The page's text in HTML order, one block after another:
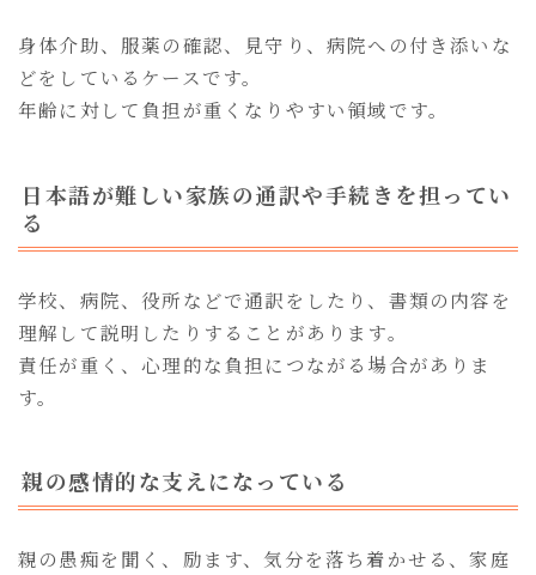
身体介助、服薬の確認、見守り、病院への付き添いな
どをしているケースです。
年齢に対して負担が重くなりやすい領域です。
日本語が難しい家族の通訳や手続きを担ってい
る
学校、病院、役所などで通訳をしたり、書類の内容を
理解して説明したりすることがあります。
責任が重く、心理的な負担につながる場合がありま
す。
親の感情的な支えになっている
親の愚痴を聞く、励ます、気分を落ち着かせる、家庭